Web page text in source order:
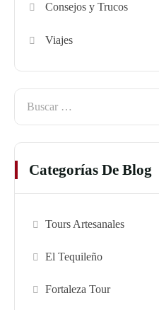
Consejos y Trucos
Viajes
Categorías De Blog
Tours Artesanales
El Tequileño
Fortaleza Tour